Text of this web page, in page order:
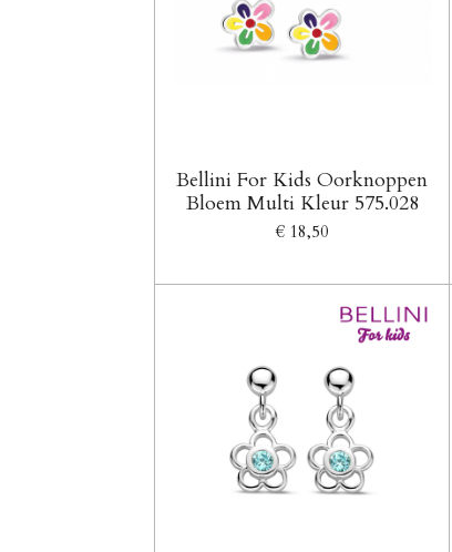
Bellini For Kids Oorknoppen
Bloem Multi Kleur 575.028
€ 18,50